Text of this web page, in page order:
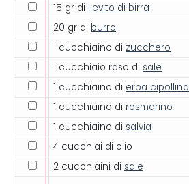
15 gr di lievito di birra
20 gr di burro
1 cucchiaino di zucchero
1 cucchiaio raso di sale
1 cucchiaino di erba cipollina
1 cucchiaino di rosmarino
1 cucchiaino di salvia
4 cucchiai di olio
2 cucchiaini di sale